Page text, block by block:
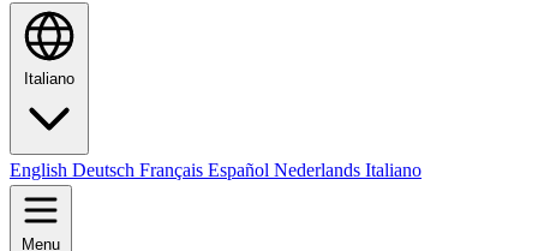
Italiano
English Deutsch Français Español Nederlands Italiano
Menu